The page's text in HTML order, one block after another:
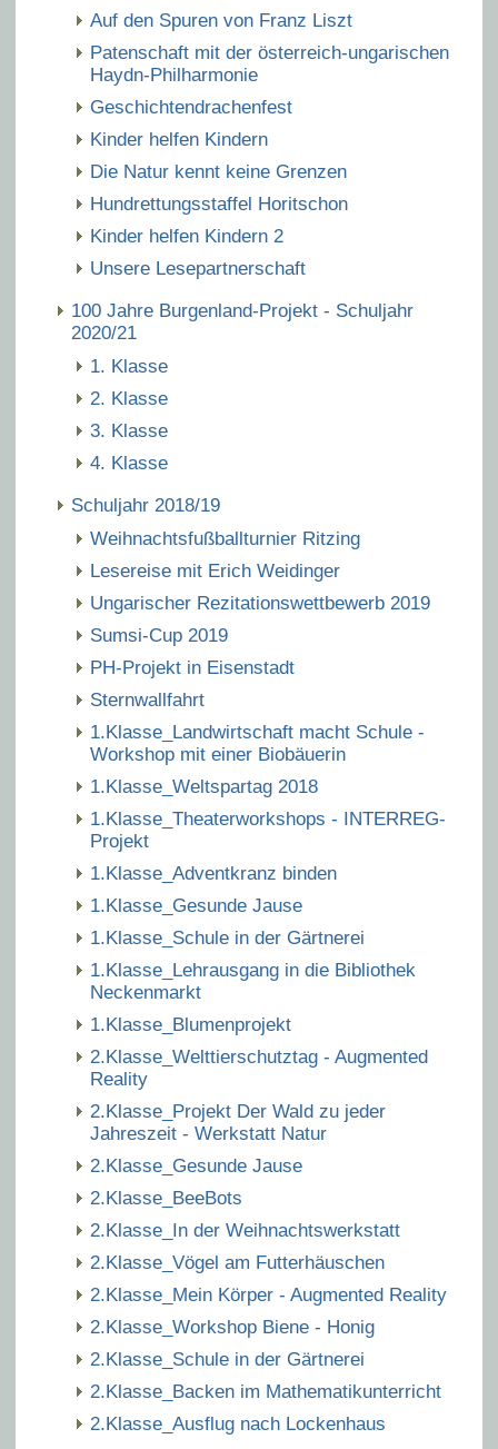
Auf den Spuren von Franz Liszt
Patenschaft mit der österreich-ungarischen
Haydn-Philharmonie
Geschichtendrachenfest
Kinder helfen Kindern
Die Natur kennt keine Grenzen
Hundrettungsstaffel Horitschon
Kinder helfen Kindern 2
Unsere Lesepartnerschaft
100 Jahre Burgenland-Projekt - Schuljahr
2020/21
1. Klasse
2. Klasse
3. Klasse
4. Klasse
Schuljahr 2018/19
Weihnachtsfußballturnier Ritzing
Lesereise mit Erich Weidinger
Ungarischer Rezitationswettbewerb 2019
Sumsi-Cup 2019
PH-Projekt in Eisenstadt
Sternwallfahrt
1.Klasse_Landwirtschaft macht Schule -
Workshop mit einer Biobäuerin
1.Klasse_Weltspartag 2018
1.Klasse_Theaterworkshops - INTERREG-
Projekt
1.Klasse_Adventkranz binden
1.Klasse_Gesunde Jause
1.Klasse_Schule in der Gärtnerei
1.Klasse_Lehrausgang in die Bibliothek
Neckenmarkt
1.Klasse_Blumenprojekt
2.Klasse_Welttierschutztag - Augmented
Reality
2.Klasse_Projekt Der Wald zu jeder
Jahreszeit - Werkstatt Natur
2.Klasse_Gesunde Jause
2.Klasse_BeeBots
2.Klasse_In der Weihnachtswerkstatt
2.Klasse_Vögel am Futterhäuschen
2.Klasse_Mein Körper - Augmented Reality
2.Klasse_Workshop Biene - Honig
2.Klasse_Schule in der Gärtnerei
2.Klasse_Backen im Mathematikunterricht
2.Klasse_Ausflug nach Lockenhaus